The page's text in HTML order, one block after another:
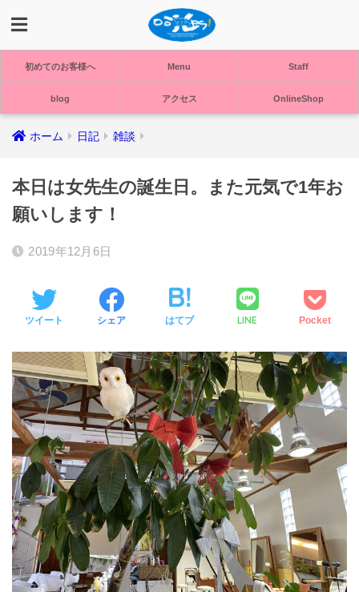
初めてのお客様へ Menu Staff
blog アクセス OnlineShop
ホーム 日記 雑談
本日は女先生の誕生日。また元気で1年お
願いします！
2019年12月6日
ツイート シェア はてブ LINE Pocket